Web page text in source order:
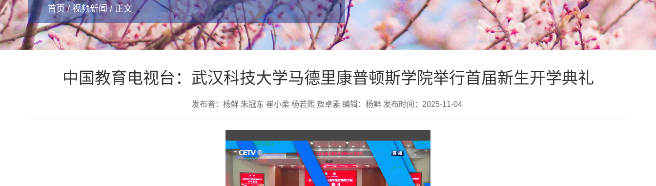
首页/ 视频新闻 / 正文
中国教育电视台：武汉科技大学马德里康普顿斯学院举行首届新生开学典礼
发布者：杨鲜 朱冠东 崔小柔 杨若熙 敖卓素 编辑：杨鲜 发布时间：2025-11-04